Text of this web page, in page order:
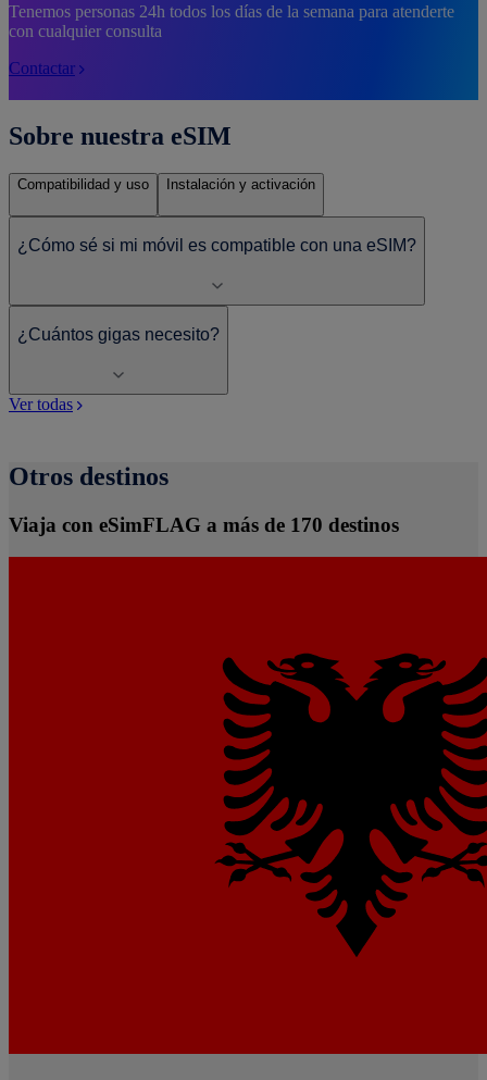
Tenemos personas 24h todos los días de la semana para atenderte
con cualquier consulta
Contactar
Sobre nuestra eSIM
Compatibilidad y uso Instalación y activación
¿Cómo sé si mi móvil es compatible con una eSIM?
¿Cuántos gigas necesito?
Ver todas
Otros destinos
Viaja con eSimFLAG a más de 170 destinos